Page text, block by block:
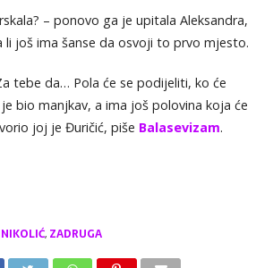
– ponovo ga je upitala Aleksandra,
li još ima šanse da osvoji to prvo mjesto.
tebe da… Pola će se podijeliti, ko će
bio manjkav, a ima još polovina koja će
joj je Đuričić, piše Balasevizam.
, ZADRUGA